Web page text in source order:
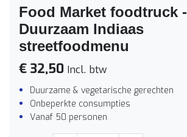
Food Market foodtruck -
Duurzaam Indiaas
streetfoodmenu
€ 32,50 Incl. btw
Duurzame & vegetarische gerechten
Onbeperkte consumpties
Vanaf 50 personen